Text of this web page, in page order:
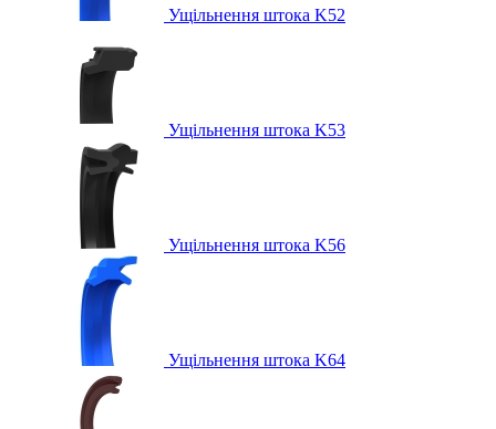
Ущільнення штока K52
Ущільнення штока K53
Ущільнення штока K56
Ущільнення штока K64